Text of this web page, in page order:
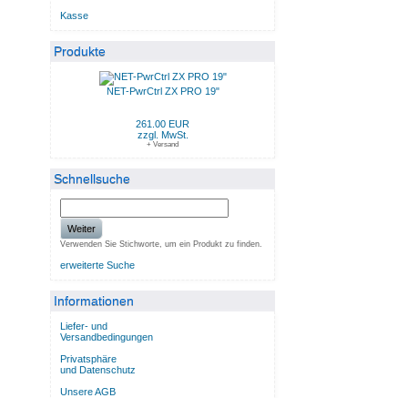
Kasse
Produkte
NET-PwrCtrl ZX PRO 19"
261.00 EUR
zzgl. MwSt.
+ Versand
Schnellsuche
Weiter
Verwenden Sie Stichworte, um ein Produkt zu finden.
erweiterte Suche
Informationen
Liefer- und
Versandbedingungen
Privatsphäre
und Datenschutz
Unsere AGB